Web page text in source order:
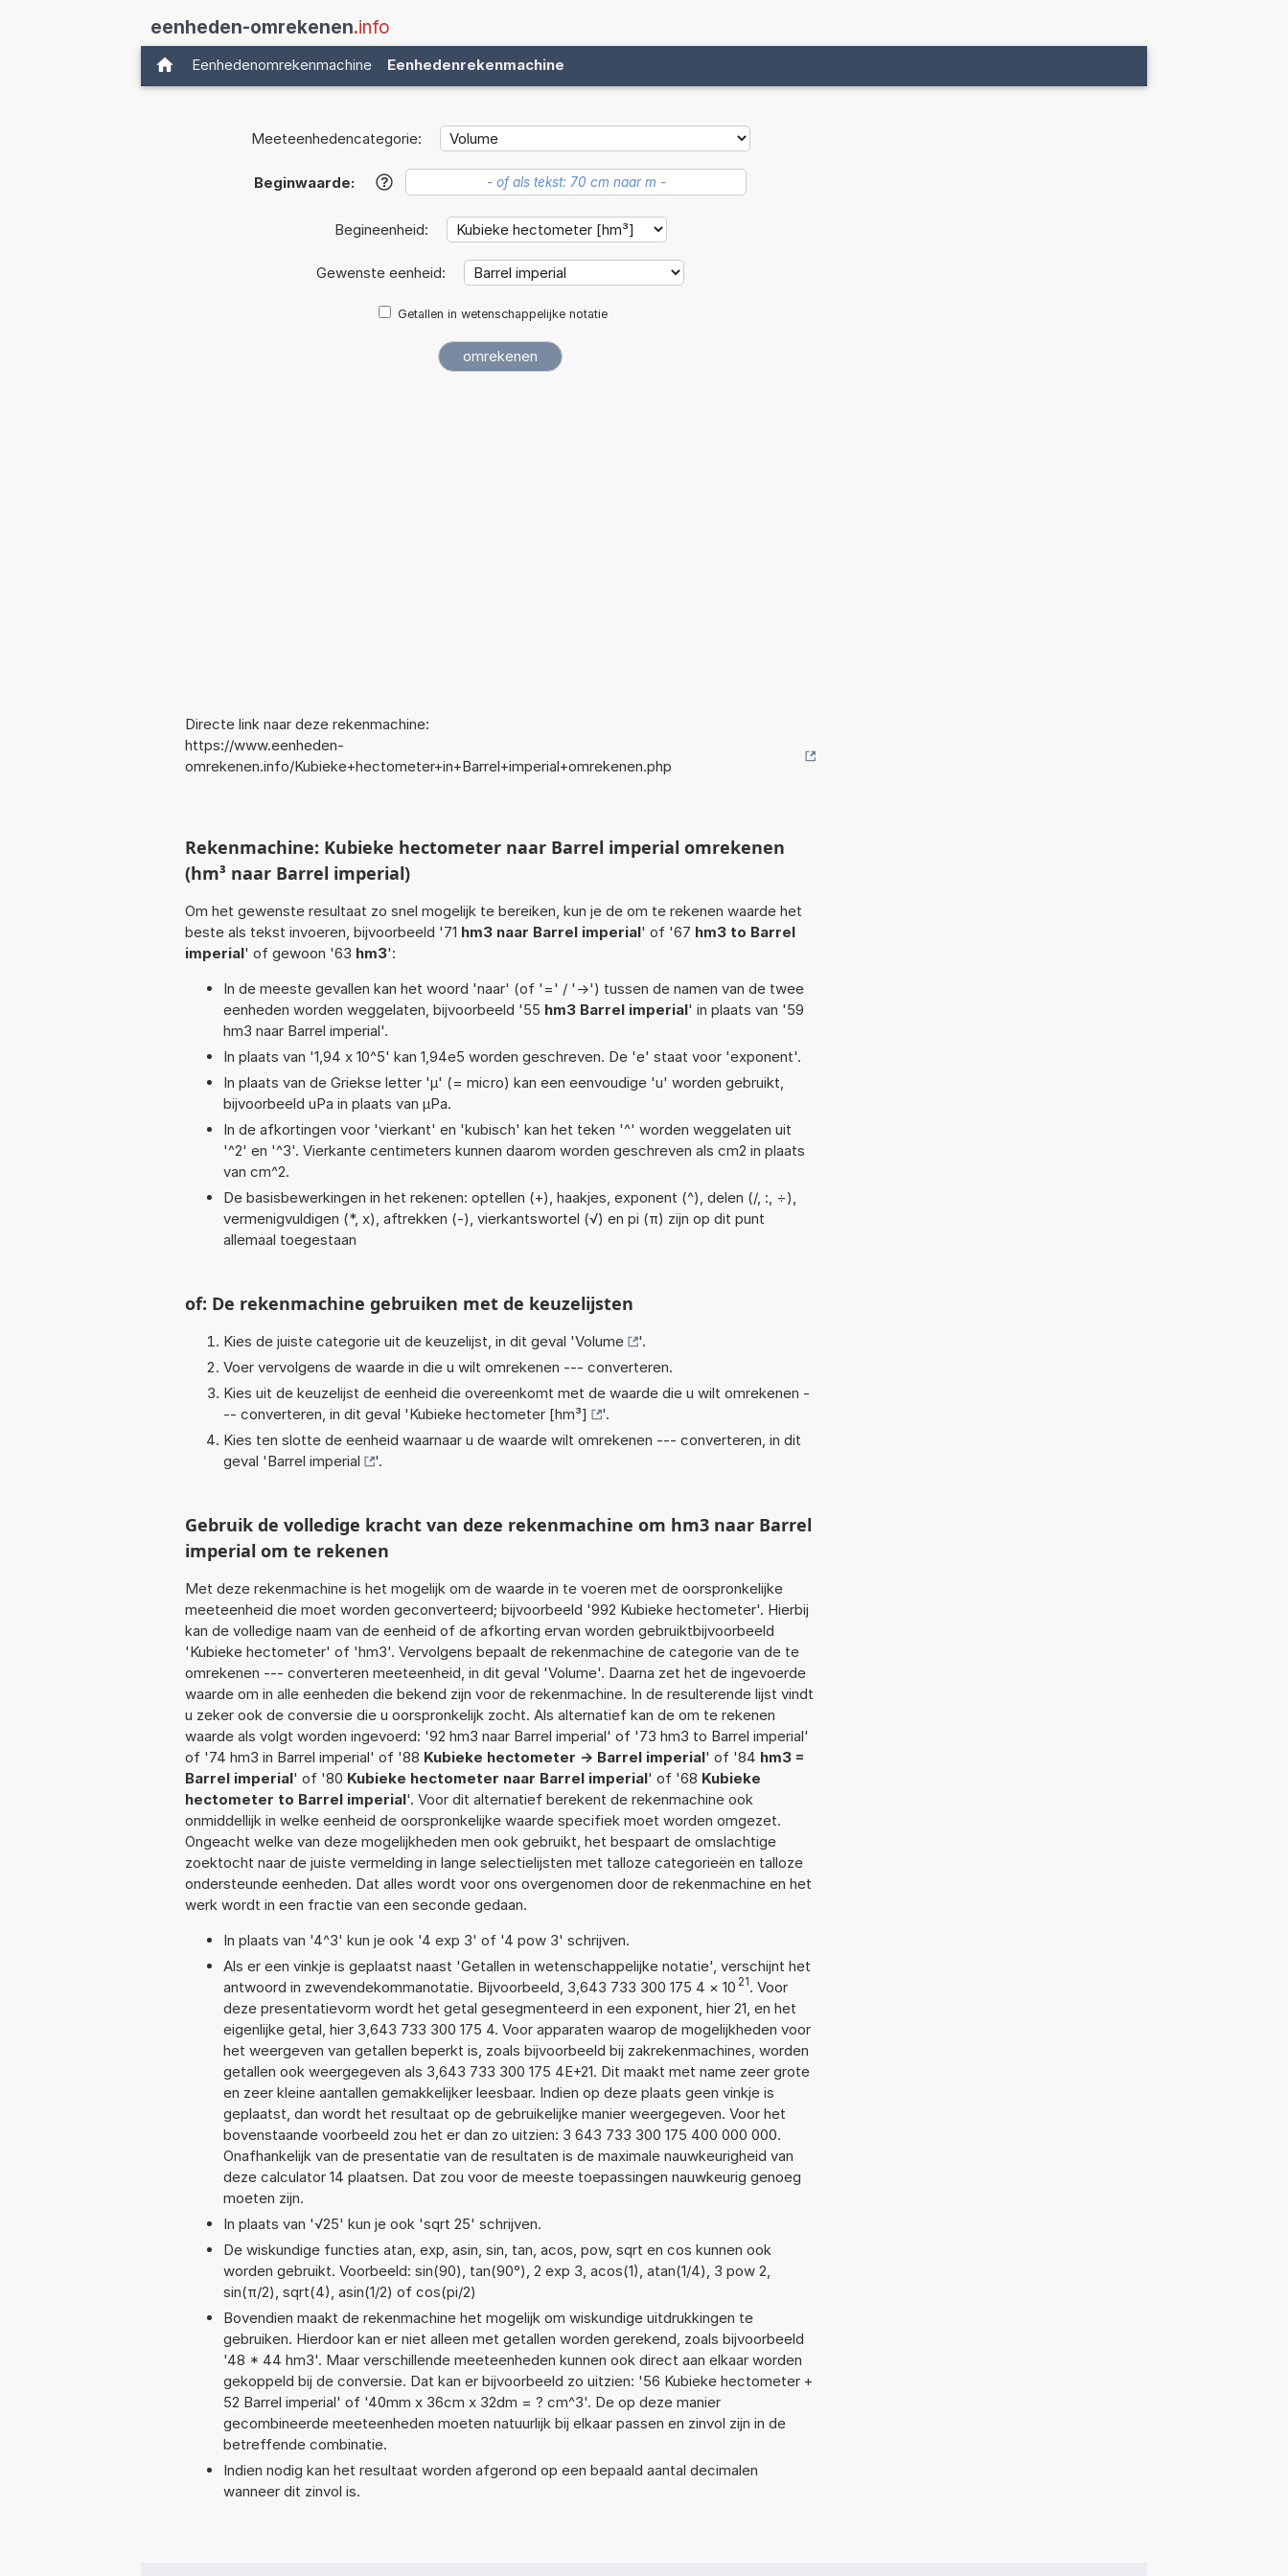
eenheden-omrekenen.info
Eenhedenomrekenmachine Eenhedenrekenmachine
Meeteenhedencategorie:
Beginwaarde: ?
Begineenheid:
Gewenste eenheid:
Getallen in wetenschappelijke notatie
Directe link naar deze rekenmachine:
https://www.eenheden-
omrekenen.info/Kubieke+hectometer+in+Barrel+imperial+omrekenen.php
Rekenmachine: Kubieke hectometer naar Barrel imperial omrekenen
(hm³ naar Barrel imperial)
Om het gewenste resultaat zo snel mogelijk te bereiken, kun je de om te rekenen waarde het
beste als tekst invoeren, bijvoorbeeld '71 hm3 naar Barrel imperial' of '67 hm3 to Barrel
imperial' of gewoon '63 hm3':
In de meeste gevallen kan het woord 'naar' (of '=' / '->') tussen de namen van de twee
eenheden worden weggelaten, bijvoorbeeld '55 hm3 Barrel imperial' in plaats van '59
hm3 naar Barrel imperial'.
In plaats van '1,94 x 10^5' kan 1,94e5 worden geschreven. De 'e' staat voor 'exponent'.
In plaats van de Griekse letter 'µ' (= micro) kan een eenvoudige 'u' worden gebruikt,
bijvoorbeeld uPa in plaats van µPa.
In de afkortingen voor 'vierkant' en 'kubisch' kan het teken '^' worden weggelaten uit
'^2' en '^3'. Vierkante centimeters kunnen daarom worden geschreven als cm2 in plaats
van cm^2.
De basisbewerkingen in het rekenen: optellen (+), haakjes, exponent (^), delen (/, :, ÷),
vermenigvuldigen (*, x), aftrekken (-), vierkantswortel (√) en pi (π) zijn op dit punt
allemaal toegestaan
of: De rekenmachine gebruiken met de keuzelijsten
Kies de juiste categorie uit de keuzelijst, in dit geval 'Volume
'.
Voer vervolgens de waarde in die u wilt omrekenen --- converteren.
Kies uit de keuzelijst de eenheid die overeenkomt met de waarde die u wilt omrekenen -
-- converteren, in dit geval 'Kubieke hectometer [hm³]
'.
Kies ten slotte de eenheid waarnaar u de waarde wilt omrekenen --- converteren, in dit
geval 'Barrel imperial '.
Gebruik de volledige kracht van deze rekenmachine om hm3 naar Barrel
imperial om te rekenen
Met deze rekenmachine is het mogelijk om de waarde in te voeren met de oorspronkelijke
meeteenheid die moet worden geconverteerd; bijvoorbeeld '992 Kubieke hectometer'. Hierbij
kan de volledige naam van de eenheid of de afkorting ervan worden gebruiktbijvoorbeeld
'Kubieke hectometer' of 'hm3'. Vervolgens bepaalt de rekenmachine de categorie van de te
omrekenen --- converteren meeteenheid, in dit geval 'Volume'. Daarna zet het de ingevoerde
waarde om in alle eenheden die bekend zijn voor de rekenmachine. In de resulterende lijst vindt
u zeker ook de conversie die u oorspronkelijk zocht. Als alternatief kan de om te rekenen
waarde als volgt worden ingevoerd: '92 hm3 naar Barrel imperial' of '73 hm3 to Barrel imperial'
of '74 hm3 in Barrel imperial' of '88 Kubieke hectometer -> Barrel imperial' of '84 hm3 =
Barrel imperial' of '80 Kubieke hectometer naar Barrel imperial' of '68 Kubieke
hectometer to Barrel imperial'. Voor dit alternatief berekent de rekenmachine ook
onmiddellijk in welke eenheid de oorspronkelijke waarde specifiek moet worden omgezet.
Ongeacht welke van deze mogelijkheden men ook gebruikt, het bespaart de omslachtige
zoektocht naar de juiste vermelding in lange selectielijsten met talloze categorieën en talloze
ondersteunde eenheden. Dat alles wordt voor ons overgenomen door de rekenmachine en het
werk wordt in een fractie van een seconde gedaan.
In plaats van '4^3' kun je ook '4 exp 3' of '4 pow 3' schrijven.
Als er een vinkje is geplaatst naast 'Getallen in wetenschappelijke notatie', verschijnt het
antwoord in zwevendekommanotatie. Bijvoorbeeld, 3,643 733 300 175 4 × 10 21. Voor
deze presentatievorm wordt het getal gesegmenteerd in een exponent, hier 21, en het
eigenlijke getal, hier 3,643 733 300 175 4. Voor apparaten waarop de mogelijkheden voor
het weergeven van getallen beperkt is, zoals bijvoorbeeld bij zakrekenmachines, worden
getallen ook weergegeven als 3,643 733 300 175 4E+21. Dit maakt met name zeer grote
en zeer kleine aantallen gemakkelijker leesbaar. Indien op deze plaats geen vinkje is
geplaatst, dan wordt het resultaat op de gebruikelijke manier weergegeven. Voor het
bovenstaande voorbeeld zou het er dan zo uitzien: 3 643 733 300 175 400 000 000.
Onafhankelijk van de presentatie van de resultaten is de maximale nauwkeurigheid van
deze calculator 14 plaatsen. Dat zou voor de meeste toepassingen nauwkeurig genoeg
moeten zijn.
In plaats van '√25' kun je ook 'sqrt 25' schrijven.
De wiskundige functies atan, exp, asin, sin, tan, acos, pow, sqrt en cos kunnen ook
worden gebruikt. Voorbeeld: sin(90), tan(90°), 2 exp 3, acos(1), atan(1/4), 3 pow 2,
sin(π/2), sqrt(4), asin(1/2) of cos(pi/2)
Bovendien maakt de rekenmachine het mogelijk om wiskundige uitdrukkingen te
gebruiken. Hierdoor kan er niet alleen met getallen worden gerekend, zoals bijvoorbeeld
'48 * 44 hm3'. Maar verschillende meeteenheden kunnen ook direct aan elkaar worden
gekoppeld bij de conversie. Dat kan er bijvoorbeeld zo uitzien: '56 Kubieke hectometer +
52 Barrel imperial' of '40mm x 36cm x 32dm = ? cm^3'. De op deze manier
gecombineerde meeteenheden moeten natuurlijk bij elkaar passen en zinvol zijn in de
betreffende combinatie.
Indien nodig kan het resultaat worden afgerond op een bepaald aantal decimalen
wanneer dit zinvol is.